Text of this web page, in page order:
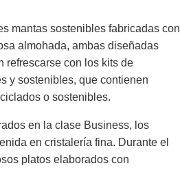
mantas sostenibles fabricadas con
almohada, ambas diseñadas
refrescarse con los kits de
y sostenibles, que contienen
o sostenibles.
en la clase Business, los
en cristalería fina. Durante el
platos elaborados con